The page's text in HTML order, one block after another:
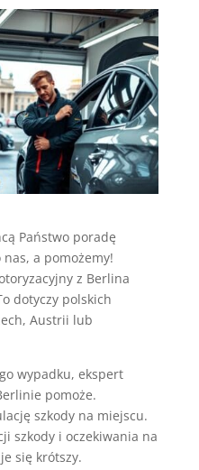
Państwo poradę
a pomożemy!
z Berlina
dotyczy polskich
Austrii lub
wypadku, ekspert
pomoże.
szkody na miejscu.
szkody i oczekiwania na
się krótszy.